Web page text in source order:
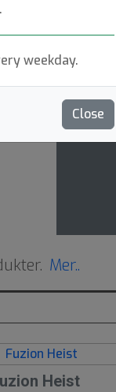
weekday.
Close
Mer..
Heist